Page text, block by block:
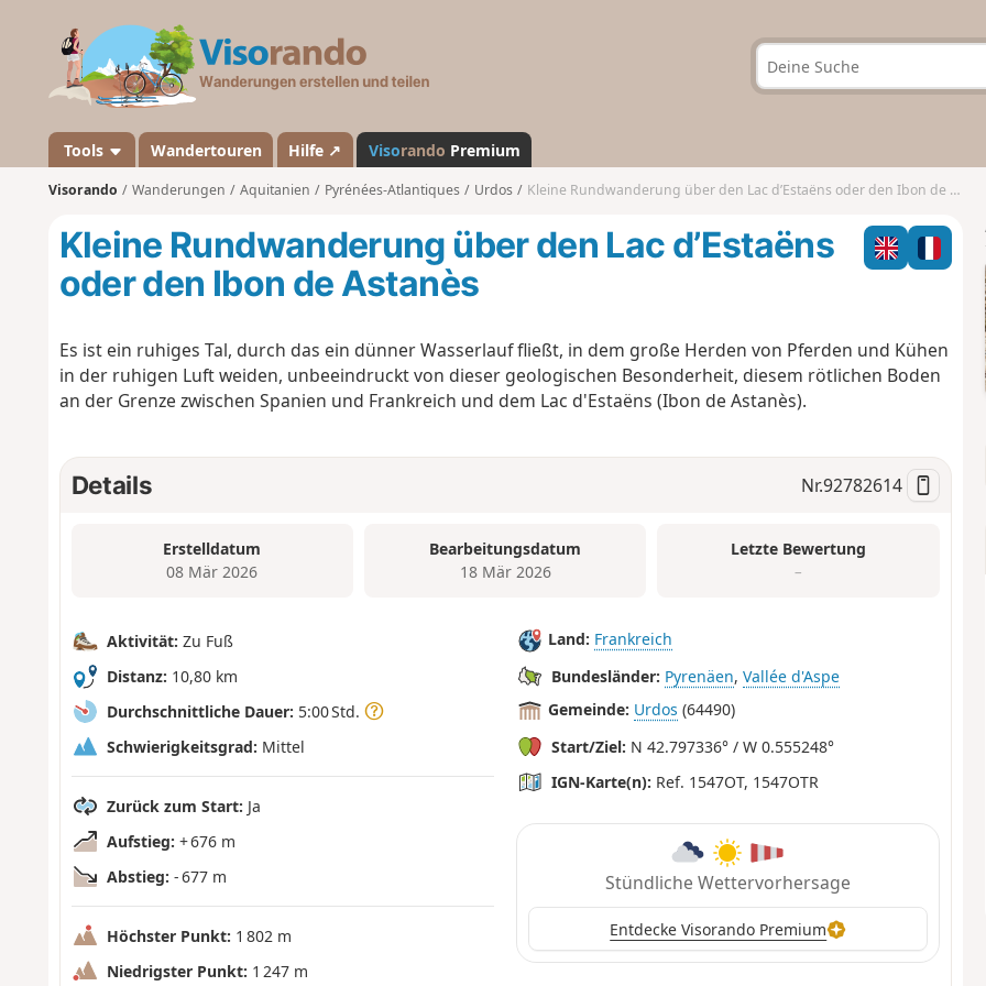
a
n
d
Tools Wandertouren Hilfe ↗ Visorando Premium
Visorando Wanderungen Aquitanien Pyrénées-Atlantiques Urdos Kleine Rundwanderung über den Lac d’Estaëns oder den Ibon de Astanès
Kleine Rundwanderung über den Lac d’Estaëns
oder den Ibon de Astanès
Es ist ein ruhiges Tal, durch das ein dünner Wasserlauf fließt, in dem große Herden von Pferden und Kühen
in der ruhigen Luft weiden, unbeeindruckt von dieser geologischen Besonderheit, diesem rötlichen Boden
an der Grenze zwischen Spanien und Frankreich und dem Lac d'Estaëns (Ibon de Astanès).
Details Nr.92782614
Erstelldatum
08 Mär 2026
Bearbeitungsdatum
18 Mär 2026
Letzte Bewertung
–
Aktivität: Zu Fuß
Distanz: 10,80 km
Durchschnittliche Dauer: 5:00 Std.
Schwierigkeitsgrad: Mittel
Zurück zum Start: Ja
Aufstieg: + 676 m
Abstieg: - 677 m
Höchster Punkt: 1 802 m
Niedrigster Punkt: 1 247 m
Land: Frankreich
Bundesländer: Pyrenäen,Vallée d'Aspe
Gemeinde: Urdos (64490)
Start/Ziel: N 42.797336° / W 0.555248°
IGN-Karte(n): Ref. 1547OT, 1547OTR
Stündliche Wettervorhersage
Entdecke Visorando Premium